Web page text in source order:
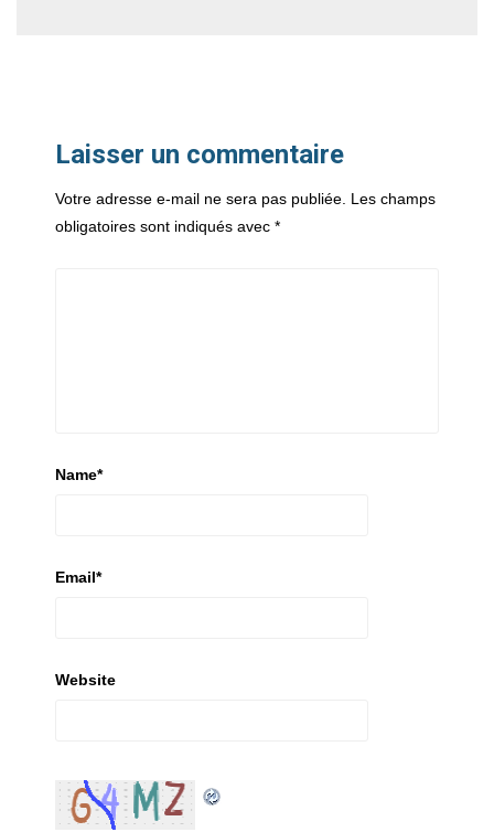
Laisser un commentaire
Votre adresse e-mail ne sera pas publiée. Les champs
obligatoires sont indiqués avec *
Name*
Email*
Website